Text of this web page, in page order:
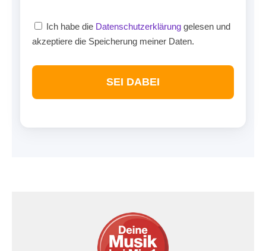
Ich habe die Datenschutzerklärung gelesen und
akzeptiere die Speicherung meiner Daten.
SEI DABEI